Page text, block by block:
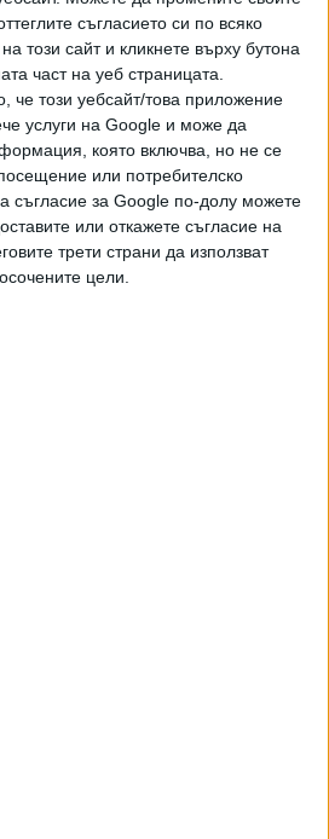
съгласието си по всяко
този сайт и кликнете върху бутона
част на уеб страницата.
този уебсайт/това приложение
услуги на Google и може да
която включва, но не се
или потребителско
съгласие за Google по-долу можете
или откажете съгласие на
трети страни да използват
цели.
доходност
5 години
- използвана е
на предходната
на съответната
година.
Доходност за
последните 24 месеца,
36 месеца и 60 месеца -
графиката е на ПОК
"Доверие".